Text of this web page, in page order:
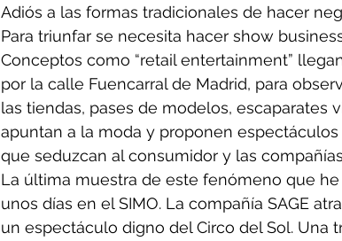
Adiós a las formas tradicionales de hacer
Para triunfar se necesita hacer show
Conceptos como “retail entertainment”
por la calle Fuencarral de Madrid, para
las tiendas, pases de modelos, escaparates
apuntan a la moda y proponen
que seduzcan al consumidor y las
La última muestra de este fenómeno que
unos días en el SIMO. La compañía SAGE
un espectáculo digno del Circo del Sol. Una